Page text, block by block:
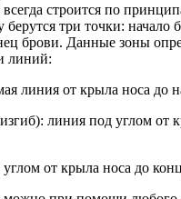
строится по
берутся три точки: начало
брови. Данные зоны
линий:
линия от крыла носа до
линия под углом от
от крыла носа до